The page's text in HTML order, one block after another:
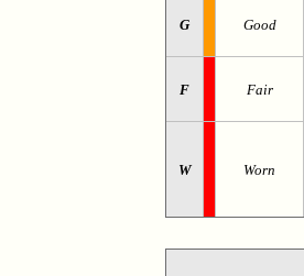
G Good
F Fair
W Worn